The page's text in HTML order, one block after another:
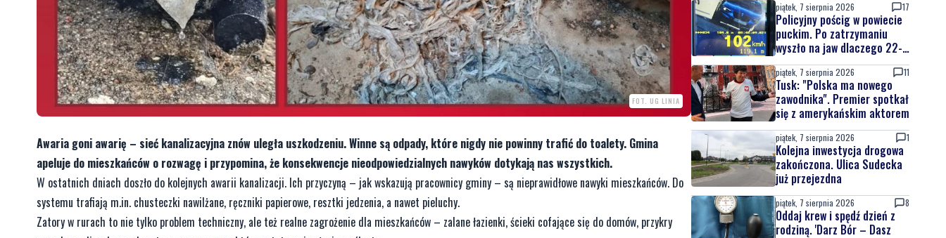
FOT. UG LINIA
Awaria goni awarię – sieć kanalizacyjna znów uległa uszkodzeniu. Winne są odpady, które nigdy nie powinny trafić do toalety. Gmina
apeluje do mieszkańców o rozwagę i przypomina, że konsekwencje nieodpowiedzialnych nawyków dotykają nas wszystkich.
W ostatnich dniach doszło do kolejnych awarii kanalizacji. Ich przyczyną – jak wskazują pracownicy gminy – są nieprawidłowe nawyki mieszkańców. Do
systemu trafiają m.in. chusteczki nawilżane, ręczniki papierowe, resztki jedzenia, a nawet pieluchy.
Zatory w rurach to nie tylko problem techniczny, ale też realne zagrożenie dla mieszkańców – zalane łazienki, ścieki cofające się do domów, przykry
piątek, 7 sierpnia 2026 17
Policyjny pościg w powiecie
puckim. Po zatrzymaniu
wyszło na jaw dlaczego 22-
latek uciekał
piątek, 7 sierpnia 2026 11
Tusk: "Polska ma nowego
zawodnika". Premier spotkał
się z amerykańskim aktorem
piątek, 7 sierpnia 2026 1
Kolejna inwestycja drogowa
zakończona. Ulica Sudecka
już przejezdna
piątek, 7 sierpnia 2026 8
Oddaj krew i spędź dzień z
rodziną. 'Darz Bór – Dasz